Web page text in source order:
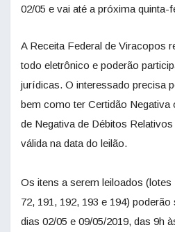
02/05 e vai até a próxima quinta-
A Receita Federal de Viracopos
todo eletrônico e poderão
jurídicas. O interessado precisa
bem como ter Certidão
de Negativa de Débitos
válida na data do leilão.
Os itens a serem leiloados (lotes
72, 191, 192, 193 e 194)
dias 02/05 e 09/05/2019, das 9h